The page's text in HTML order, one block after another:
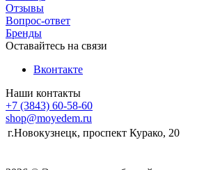
Отзывы
Вопрос-ответ
Бренды
Оставайтесь на связи
Вконтакте
Наши контакты
+7 (3843) 60-58-60
shop@moyedem.ru
г.Новокузнецк, проспект Курако, 20